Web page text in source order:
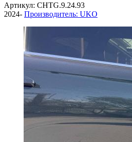
Артикул: CHTG.9.24.93
2024- Производитель: UKO